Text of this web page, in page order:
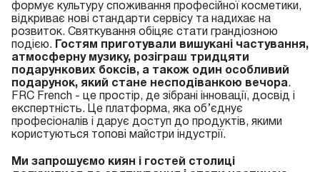
формує культуру споживання професійної косметики,
відкриває нові стандарти сервісу та надихає на
розвиток. Святкування обіцяє стати грандіозною
подією. Гостям приготували вишукані частування,
атмосферну музику, розіграш тридцяти
подарункових боксів, а також один особливий
подарунок, який стане несподіванкою вечора.
FRC French - це простір, де зібрані інновації, досвід і
експертність. Це платформа, яка об’єднує
професіоналів і дарує доступ до продуктів, якими
користуються топові майстри індустрії.
Ми запрошуємо киян і гостей столиці